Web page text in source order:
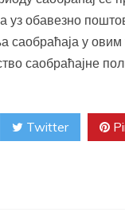
уз обавезно
саобраћаја у овим
саобраћајне
Twitter